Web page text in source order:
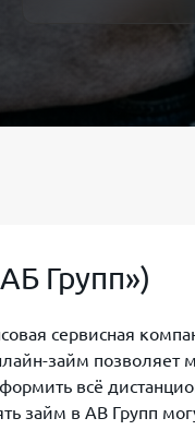
Групп»)
сервисная
займ позволяет
всё
займ в AB Групп